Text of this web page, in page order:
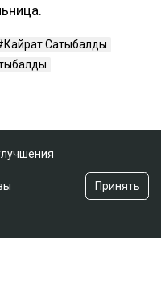
Кайрат Сатыбалды
Принять